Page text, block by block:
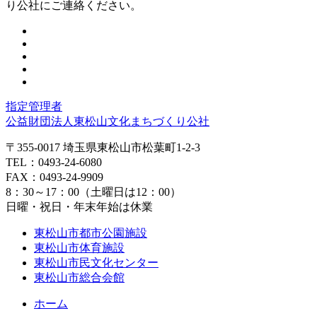
頭
り公社にご連絡ください。
指定管理者
公益財団法人東松山文化まちづくり公社
〒355-0017 埼玉県東松山市松葉町1-2-3
TEL： 0493-24-6080
FAX：0493-24-9909
8：30～17：00（土曜日は12：00）
日曜・祝日・年末年始は休業
東松山市都市公園施設
東松山市体育施設
東松山市民文化センター
東松山市総合会館
ホーム